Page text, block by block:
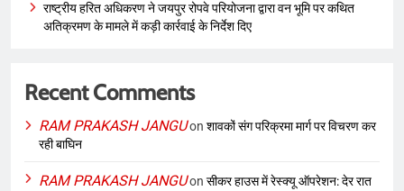
राष्ट्रीय हरित अधिकरण ने जयपुर रोपवे परियोजना द्वारा वन भूमि पर कथित
अतिक्रमण के मामले में कड़ी कार्रवाई के निर्देश दिए
Recent Comments
RAM PRAKASH JANGUon शावकों संग परिक्रमा मार्ग पर विचरण कर
रही बाघिन
RAM PRAKASH JANGUon सीकर हाउस में रेस्क्यू ऑपरेशन: देर रात